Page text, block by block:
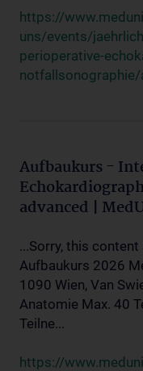
https://
uns/events/
perioperative-
Aufbaukurs -
advanced |
...Sorry, this
Aufbaukurs 2026
1090 Wien, Van
Anatomie Max. 40
Teilne...
https://